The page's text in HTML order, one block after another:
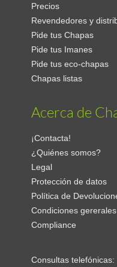
Precios
Revendedores y
Pide tus Chapas
Pide tus Imanes
Pide tus eco-chapas
Chapas listas
Acerca de
¡Contacta!
¿Quiénes somos?
Legal
Protección de datos
Política de
Condiciones gererales
Compliance
Consultas telefónicas: